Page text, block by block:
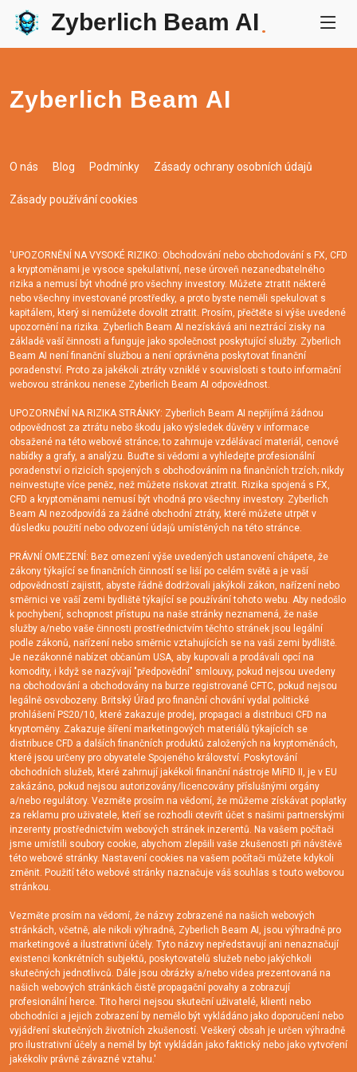
Zyberlich Beam AI.
Zyberlich Beam AI
O nás Blog Podmínky Zásady ochrany osobních údajů
Zásady používání cookies
'UPOZORNĚNÍ NA VYSOKÉ RIZIKO: Obchodování nebo obchodování s FX, CFD
a kryptoměnami je vysoce spekulativní, nese úroveň nezanedbatelného
rizika a nemusí být vhodné pro všechny investory. Můžete ztratit některé
nebo všechny investované prostředky, a proto byste neměli spekulovat s
kapitálem, který si nemůžete dovolit ztratit. Prosím, přečtěte si výše uvedené
upozornění na rizika. Zyberlich Beam AI nezískává ani neztrácí zisky na
základě vaší činnosti a funguje jako společnost poskytující služby. Zyberlich
Beam AI není finanční službou a není oprávněna poskytovat finanční
poradenství. Proto za jakékoli ztráty vzniklé v souvislosti s touto informační
webovou stránkou nenese Zyberlich Beam AI odpovědnost.
UPOZORNĚNÍ NA RIZIKA STRÁNKY: Zyberlich Beam AI nepřijímá žádnou
odpovědnost za ztrátu nebo škodu jako výsledek důvěry v informace
obsažené na této webové stránce; to zahrnuje vzdělávací materiál, cenové
nabídky a grafy, a analýzu. Buďte si vědomi a vyhledejte profesionální
poradenství o rizicích spojených s obchodováním na finančních trzích; nikdy
neinvestujte více peněz, než můžete riskovat ztratit. Rizika spojená s FX,
CFD a kryptoměnami nemusí být vhodná pro všechny investory. Zyberlich
Beam AI nezodpovídá za žádné obchodní ztráty, které můžete utrpět v
důsledku použití nebo odvození údajů umístěných na této stránce.
PRÁVNÍ OMEZENÍ: Bez omezení výše uvedených ustanovení chápete, že
zákony týkající se finančních činností se liší po celém světě a je vaší
odpovědností zajistit, abyste řádně dodržovali jakýkoli zákon, nařízení nebo
směrnici ve vaší zemi bydliště týkající se používání tohoto webu. Aby nedošlo
k pochybení, schopnost přístupu na naše stránky neznamená, že naše
služby a/nebo vaše činnosti prostřednictvím těchto stránek jsou legální
podle zákonů, nařízení nebo směrnic vztahujících se na vaši zemi bydliště.
Je nezákonné nabízet občanům USA, aby kupovali a prodávali opcí na
komodity, i když se nazývají "předpovědní" smlouvy, pokud nejsou uvedeny
na obchodování a obchodovány na burze registrované CFTC, pokud nejsou
legálně osvobozeny. Britský Úřad pro finanční chování vydal politické
prohlášení PS20/10, které zakazuje prodej, propagaci a distribuci CFD na
kryptoměny. Zakazuje šíření marketingových materiálů týkajících se
distribuce CFD a dalších finančních produktů založených na kryptoměnách,
které jsou určeny pro obyvatele Spojeného království. Poskytování
obchodních služeb, které zahrnují jakékoli finanční nástroje MiFID II, je v EU
zakázáno, pokud nejsou autorizovány/licencovány příslušnými orgány
a/nebo regulátory. Vezměte prosím na vědomí, že můžeme získávat poplatky
za reklamu pro uživatele, kteří se rozhodli otevřít účet s našimi partnerskými
inzerenty prostřednictvím webových stránek inzerentů. Na vašem počítači
jsme umístili soubory cookie, abychom zlepšili vaše zkušenosti při návštěvě
této webové stránky. Nastavení cookies na vašem počítači můžete kdykoli
změnit. Použití této webové stránky naznačuje váš souhlas s touto webovou
stránkou.
Vezměte prosím na vědomí, že názvy zobrazené na našich webových
stránkách, včetně, ale nikoli výhradně, Zyberlich Beam AI, jsou výhradně pro
marketingové a ilustrativní účely. Tyto názvy nepředstavují ani nenaznačují
existenci konkrétních subjektů, poskytovatelů služeb nebo jakýchkoli
skutečných jednotlivců. Dále jsou obrázky a/nebo videa prezentovaná na
našich webových stránkách čistě propagační povahy a zobrazují
profesionální herce. Tito herci nejsou skuteční uživatelé, klienti nebo
obchodníci a jejich zobrazení by nemělo být vykládáno jako doporučení nebo
vyjádření skutečných životních zkušeností. Veškerý obsah je určen výhradně
pro ilustrativní účely a neměl by být vykládán jako faktický nebo jako vytvoření
jakékoliv právně závazné vztahu.'